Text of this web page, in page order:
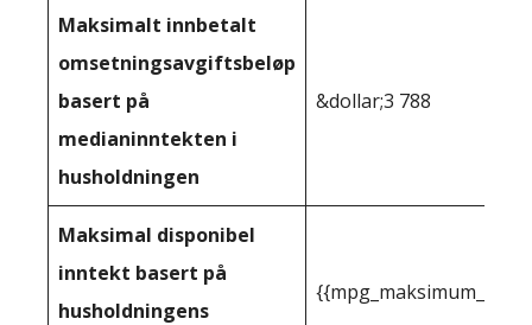
Maksimalt innbetalt
omsetningsavgiftsbeløp
basert på
medianinntekten i
husholdningen
&dollar;3 788
Maksimal disponibel
inntekt basert på
husholdningens